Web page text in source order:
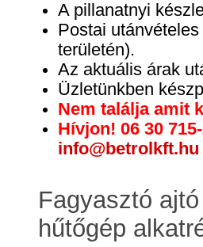
A pillanatnyi
Postai
területén).
Az aktuális árak
Üzletünkben
Nem találja amit
Hívjon! 06 30
info@betrolkft.hu
Fagyasztó
hűtőgép